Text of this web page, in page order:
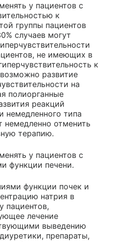
у пациентов с
к
группы пациентов
случаев могут
не имеющих в
к
развитие
на
полиорганные
реакций
немедленного типа
немедленно отменить
терапию.
у пациентов с
функции печени.
функции почек и
натрия в
пациентов,
лечение
выведению
препараты,